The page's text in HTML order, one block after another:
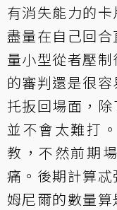
有消失能力的
盡量在自己回
量小型從者壓
的審判還是很容
托扳回場面，
並不會太難打
教，不然前期
痛。後期計算忒
姆尼爾的數量